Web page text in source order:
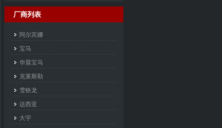
厂商列表
阿尔宾娜
宝马
华晨宝马
克莱斯勒
雪铁龙
达西亚
大宇